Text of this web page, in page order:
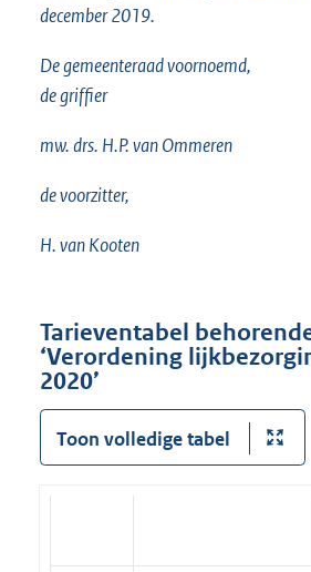
december 2019.
De gemeenteraad voornoemd,
de griffier
mw. drs. H.P. van Ommeren
de voorzitter,
H. van Kooten
Tarieventabel
‘Verordening
2020’
Toon volledige tabel